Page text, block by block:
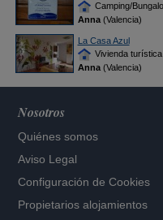
Camping/
Anna(Valencia)
La Casa Azul
Vivienda
Anna(Valencia)
Nosotros
Quiénes somos
Aviso Legal
Configuración de Cookies
Propietarios alojamientos